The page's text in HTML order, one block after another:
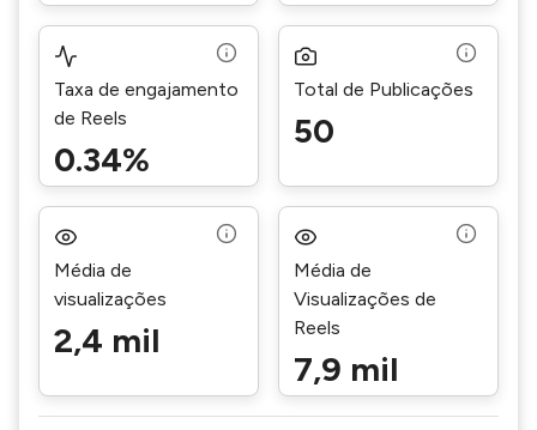
Taxa de engajamento
de Reels
0.34%
Total de Publicações
50
Média de
visualizações
2,4 mil
Média de
Visualizações de
Reels
7,9 mil